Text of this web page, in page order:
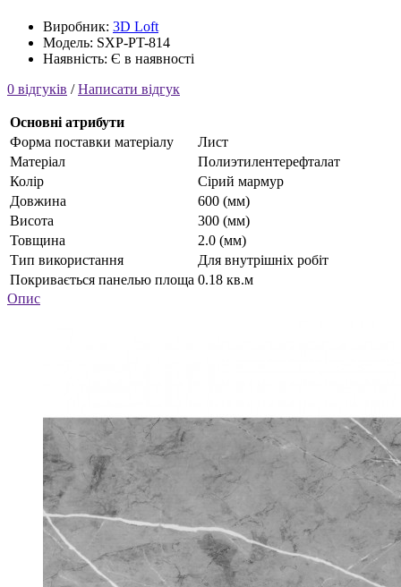
Виробник: 3D Loft
Модель: SXP-PT-814
Наявність: Є в наявності
0 відгуків /Написати відгук
Основні атрибути
Форма поставки матеріалу
Лист
Матеріал
Полиэтилентерефталат
Колір
Сірий мармур
Довжина
600 (мм)
Висота
300 (мм)
Товщина
2.0 (мм)
Тип використання
Для внутрішніх робіт
Покривається панелью площа 0.18 кв.м
Опис